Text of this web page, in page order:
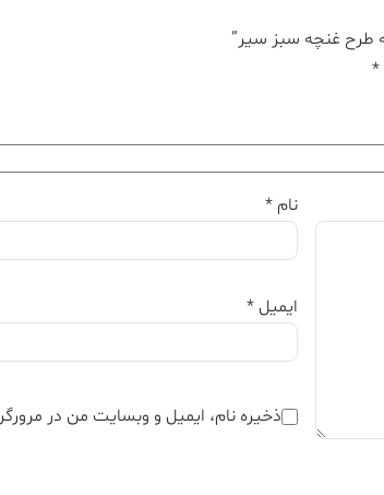
*
نام *
ایمیل *
ذخیره نام، ایمیل و وبسایت من در